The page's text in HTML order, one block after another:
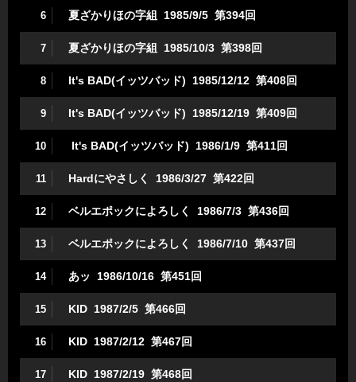
6 夏ざかりほの字組 1985/9/5 第394回
7 夏ざかりほの字組 1985/10/3 第398回
8 It's BAD(イッツバッド) 1985/12/12 第408回
9 It's BAD(イッツバッド) 1985/12/19 第409回
10 It's BAD(イッツバッド) 1986/1/9 第411回
11 Hardにやさしく 1986/3/27 第422回
12 ベルエポックによろしく 1986/7/3 第436回
13 ベルエポックによろしく 1986/7/10 第437回
14 あッ 1986/10/16 第451回
15 KID 1987/2/5 第466回
16 KID 1987/2/12 第467回
17 KID 1987/2/19 第468回